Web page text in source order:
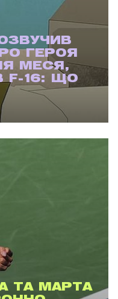
ГЕРОЯ
МЕСЯ,
F-16: ЩО
ТА МАРТА